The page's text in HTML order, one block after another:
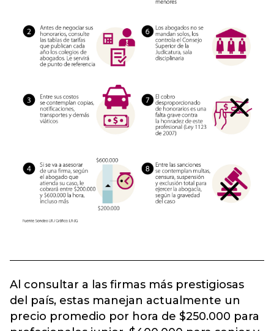
Al consultar a las firmas más prestigiosas
del país, estas manejan actualmente un
precio promedio por hora de $250.000 para